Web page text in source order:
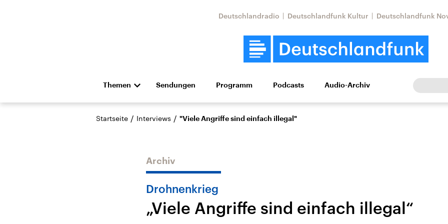
Deutschlandradio Deutschlandfunk Kultur Deutschlandfunk
Themen
Die Nachrichten Politik Wirtschaft Wissen Kultur Europa
Hörspiel und Feature Musik
Landtagswahl Sachsen-
Anhalt 2026
USA
Aktuelle Beiträge,
Nahostkonflikt
Iran
Aktuelle Lage und
Sendungen Programm Podcasts Audio-Archiv
Startseite / Interviews / "Viele Angriffe sind einfach illegal"
Archiv
Drohnenkrieg
„Viele Angriffe sind einfach illegal“